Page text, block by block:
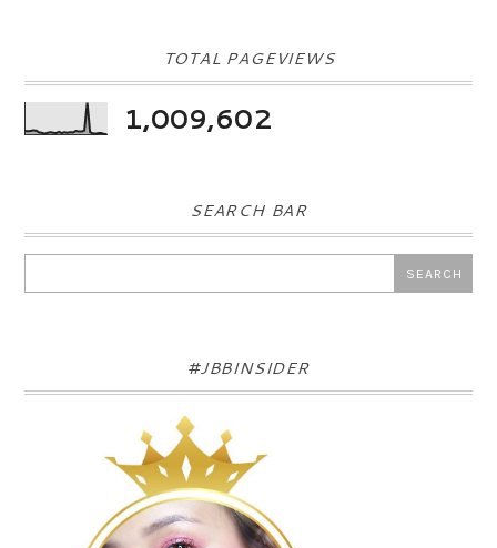
TOTAL PAGEVIEWS
1,009,602
SEARCH BAR
#JBBINSIDER